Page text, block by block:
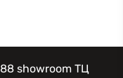
showroom ТЦ